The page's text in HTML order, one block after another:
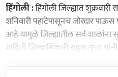
हिंगोली :हिंगोली जिल्ह्यात शुक्रवारी
शनिवारी पहाटेपासूनच जोरदार
आहे यामुळे जिल्ह्यातील सर्व
माहिती जिल्हाधिकारी राहुल गुप्ता